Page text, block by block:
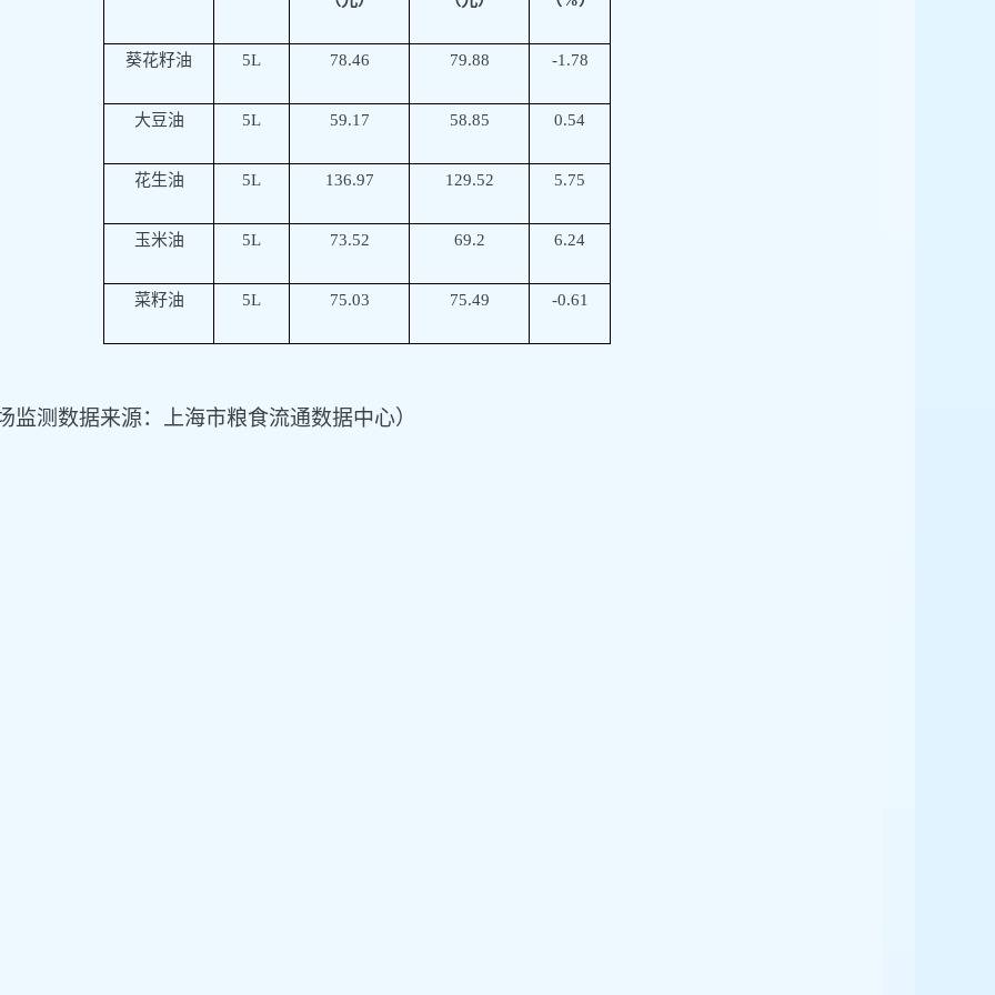
葵花籽油 5L 78.46 79.88 -1.78
大豆油 5L 59.17 58.85 0.54
花生油 5L 136.97 129.52 5.75
玉米油 5L 73.52 69.2 6.24
菜籽油 5L 75.03 75.49 -0.61
监测数据来源：上海市粮食流通数据中心）